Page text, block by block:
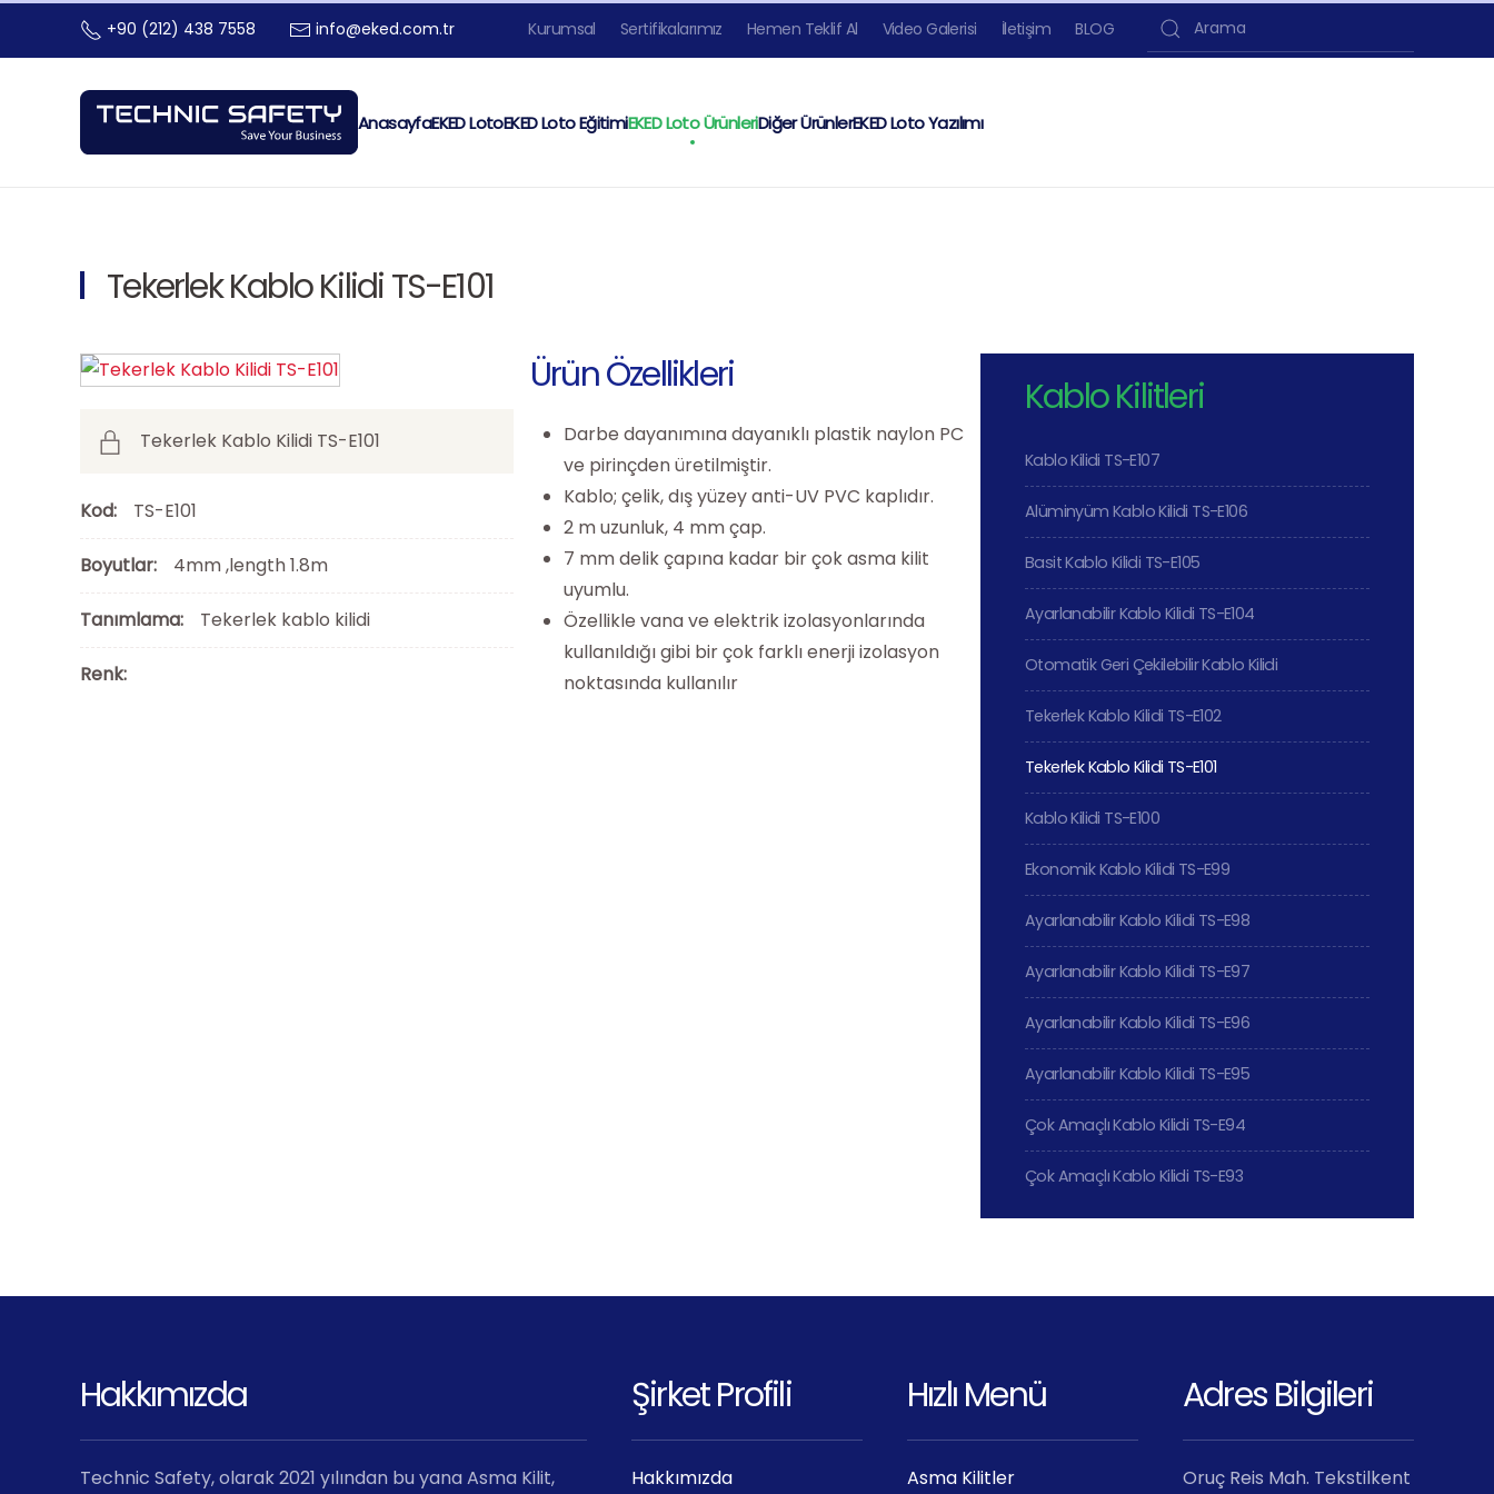
Skip to main content
+90 (212) 438 7558 info@eked.com.tr Kurumsal Sertifikalarımız Hemen Teklif Al Video Galerisi İletişim
BLOG
Type 2 or more characters for results.
AnasayfaEKED LotoEKED Loto EğitimiEKED Loto ÜrünleriDiğer ÜrünlerEKED Loto Yazılımı
Tekerlek Kablo Kilidi TS-E101
Tekerlek Kablo Kilidi TS-E101
Kod: TS-E101
Boyutlar: 4mm ,length 1.8m
Tanımlama: Tekerlek kablo kilidi
Renk:
Ürün Özellikleri
Darbe dayanımına dayanıklı plastik naylon PC
ve pirinçden üretilmiştir.
Kablo; çelik, dış yüzey anti-UV PVC kaplıdır.
2 m uzunluk, 4 mm çap.
7 mm delik çapına kadar bir çok asma kilit
uyumlu.
Özellikle vana ve elektrik izolasyonlarında
kullanıldığı gibi bir çok farklı enerji izolasyon
noktasında kullanılır
Kablo Kilitleri
Kablo Kilidi TS-E107
Alüminyüm Kablo Kilidi TS-E106
Basit Kablo Kilidi TS-E105
Ayarlanabilir Kablo Kilidi TS-E104
Otomatik Geri Çekilebilir Kablo Kilidi
Tekerlek Kablo Kilidi TS-E102
Tekerlek Kablo Kilidi TS-E101
Kablo Kilidi TS-E100
Ekonomik Kablo Kilidi TS-E99
Ayarlanabilir Kablo Kilidi TS-E98
Ayarlanabilir Kablo Kilidi TS-E97
Ayarlanabilir Kablo Kilidi TS-E96
Ayarlanabilir Kablo Kilidi TS-E95
Çok Amaçlı Kablo Kilidi TS-E94
Çok Amaçlı Kablo Kilidi TS-E93
Hakkımızda
Technic Safety, olarak 2021 yılından bu yana Asma Kilit,
Şirket Profili
Hakkımızda
Hızlı Menü
Asma Kilitler
Adres Bilgileri
Oruç Reis Mah. Tekstilkent